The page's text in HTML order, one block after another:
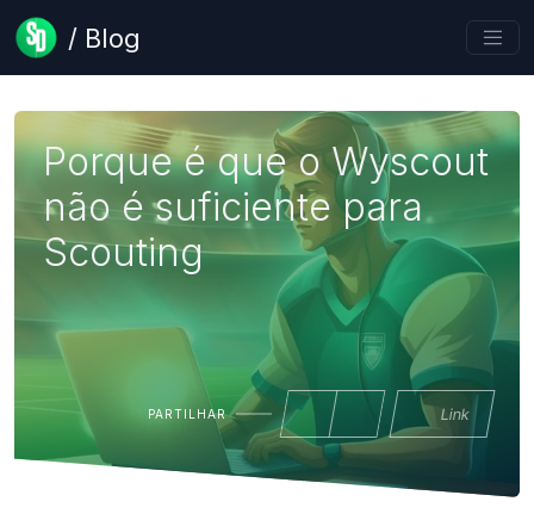
/ Blog
Porque é que o Wyscout
não é suficiente para
Scouting
PARTILHAR Link